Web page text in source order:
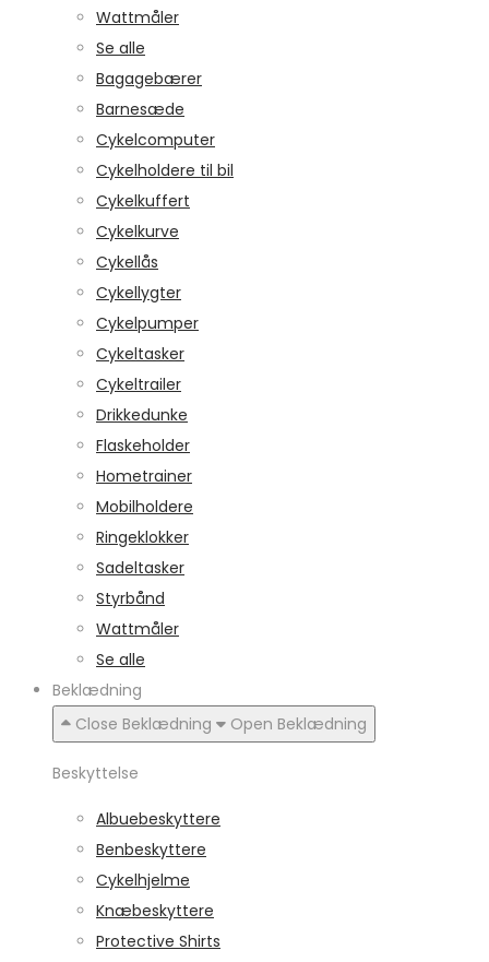
Wattmåler
Se alle
Bagagebærer
Barnesæde
Cykelcomputer
Cykelholdere til bil
Cykelkuffert
Cykelkurve
Cykellås
Cykellygter
Cykelpumper
Cykeltasker
Cykeltrailer
Drikkedunke
Flaskeholder
Hometrainer
Mobilholdere
Ringeklokker
Sadeltasker
Styrbånd
Wattmåler
Se alle
Beklædning
Close Beklædning
Open Beklædning
Beskyttelse
Albuebeskyttere
Benbeskyttere
Cykelhjelme
Knæbeskyttere
Protective Shirts